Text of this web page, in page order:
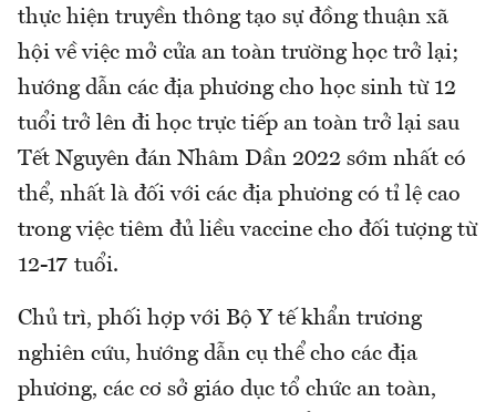
thực hiện truyền thông tạo sự đồng thuận xã
hội về việc mở cửa an toàn trường học trở lại;
hướng dẫn các địa phương cho học sinh từ 12
tuổi trở lên đi học trực tiếp an toàn trở lại sau
Tết Nguyên đán Nhâm Dần 2022 sớm nhất có
thể, nhất là đối với các địa phương có tỉ lệ cao
trong việc tiêm đủ liều vaccine cho đối tượng từ
12-17 tuổi.
Chủ trì, phối hợp với Bộ Y tế khẩn trương
nghiên cứu, hướng dẫn cụ thể cho các địa
phương, các cơ sở giáo dục tổ chức an toàn,